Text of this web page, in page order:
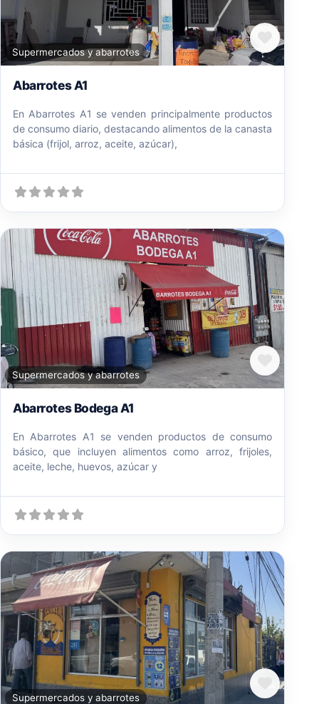
Supermercados y abarrotes
Abarrotes A1
En Abarrotes A1 se venden principalmente productos
de consumo diario, destacando alimentos de la canasta
básica (frijol, arroz, aceite, azúcar),
Supermercados y abarrotes
Abarrotes Bodega A1
En Abarrotes A1 se venden productos de consumo
básico, que incluyen alimentos como arroz, frijoles,
aceite, leche, huevos, azúcar y
Supermercados y abarrotes